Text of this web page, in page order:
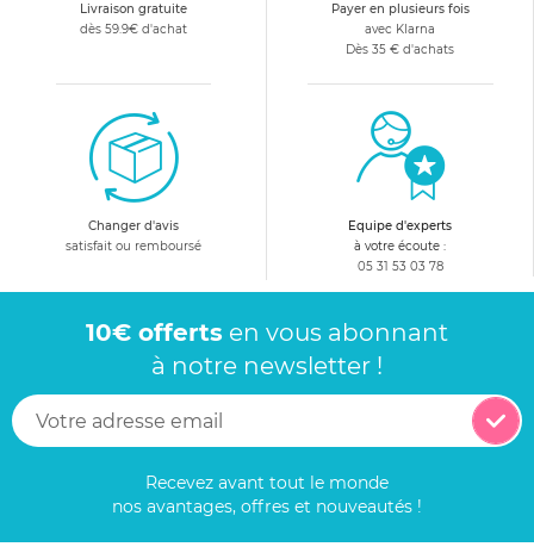
Livraison gratuite
dès 59.9€ d'achat
Payer en plusieurs fois
avec Klarna
Dès 35 € d'achats
Changer d'avis
satisfait ou remboursé
Equipe d'experts
à votre écoute :
05 31 53 03 78
10€ offerts en vous abonnant
à notre newsletter !
Recevez avant tout le monde
nos avantages, offres et nouveautés !